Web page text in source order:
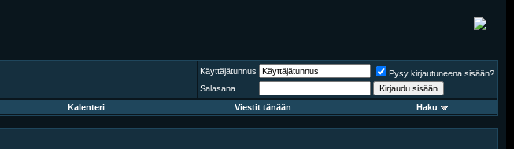
Käyttäjätunnus
Pysy kirjautuneena sisään?
Salasana
Kalenteri Viestit tänään Haku